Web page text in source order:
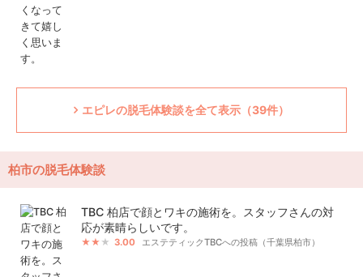
エピレの脱毛体験談を全て表示（39件）
柏市の脱毛体験談
TBC 柏店で顔とワキの施術を。スタッフさんの対
応が素晴らしいです。
3.00 エステティックTBCへの投稿（千葉県柏市）